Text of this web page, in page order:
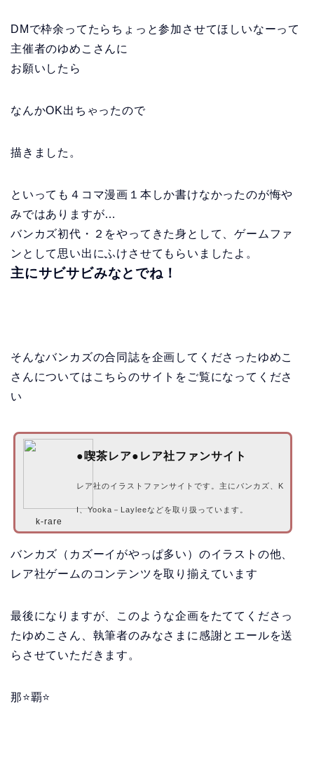
DMで枠余ってたらちょっと参加させてほしいなーって
主催者のゆめこさんに
お願いしたら
なんかOK出ちゃったので
描きました。
といっても４コマ漫画１本しか書けなかったのが悔や
みではありますが…
バンカズ初代・２をやってきた身として、ゲームファ
ンとして思い出にふけさせてもらいましたよ。
主にサビサビみなとでね！
そんなバンカズの合同誌を企画してくださったゆめこ
さんについてはこちらのサイトをご覧になってくださ
い
●喫茶レア●レア社ファンサイト
レア社のイラストファンサイトです。主にバンカズ、K
I、Yooka－Layleeなどを取り扱っています。
k-rare
バンカズ（カズーイがやっぱ多い）のイラストの他、
レア社ゲームのコンテンツを取り揃えています
最後になりますが、このような企画をたててくださっ
たゆめこさん、執筆者のみなさまに感謝とエールを送
らさせていただきます。
那⭐覇⭐